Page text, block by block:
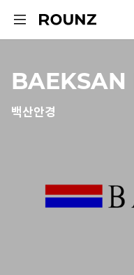
BAEKSAN
백산안경